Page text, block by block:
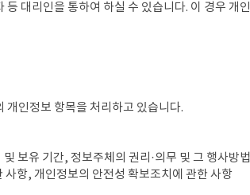
대리인을 통하여 하실 수 있습니다. 이 경우 개
인정보 항목을 처리하고 있습니다.
보유 기간, 정보주체의 권리·의무 및 그 행사
항, 개인정보의 안전성 확보조치에 관한 사항